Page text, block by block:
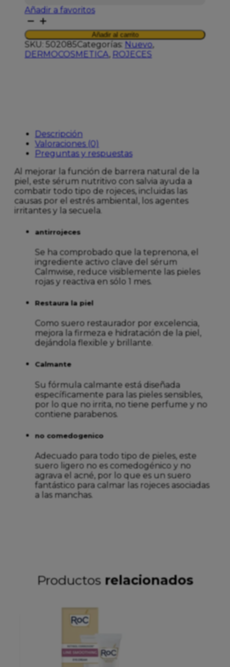
Añadir a favoritos
MEDIK8
CALMWISE
SERUM
15ML
cantidad
Añadir al carrito
SKU: 502085Categorías: Nuevo,
DERMOCOSMETICA, ROJECES
Descripción
Valoraciones (0)
Preguntas y respuestas
Al mejorar la función de barrera natural de la
piel, este sérum nutritivo con salvia ayuda a
combatir todo tipo de rojeces, incluidas las
causas por el estrés ambiental, los agentes
irritantes y la secuela.
antirrojeces
Se ha comprobado que la teprenona, el
ingrediente activo clave del sérum
Calmwise, reduce visiblemente las pieles
rojas y reactiva en sólo 1 mes.
Restaura la piel
Como suero restaurador por excelencia,
mejora la firmeza e hidratación de la piel,
dejándola flexible y brillante.
Calmante
Su fórmula calmante está diseñada
específicamente para las pieles sensibles,
por lo que no irrita, no tiene perfume y no
contiene parabenos.
no comedogenico
Adecuado para todo tipo de pieles, este
suero ligero no es comedogénico y no
agrava el acné, por lo que es un suero
fantástico para calmar las rojeces asociadas
a las manchas.
Productos relacionados